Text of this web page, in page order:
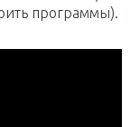
программы).